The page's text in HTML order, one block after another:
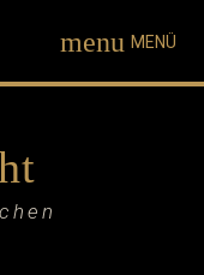
MENÜ
menu